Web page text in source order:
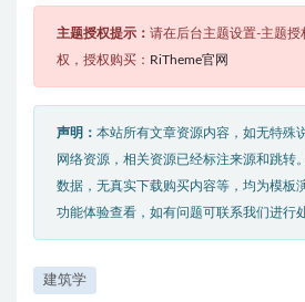
主题授权提示： 请在后台主题设置-主题
权，授权购买： RiTheme官网
声明： 本站所有文章资源内容，如无特殊
网络资源，相关资源已经标注来源和跳转
数据，无真实下载购买内容等，均为模板
功能体验查看，如有问题可联系我们进行
建筑学